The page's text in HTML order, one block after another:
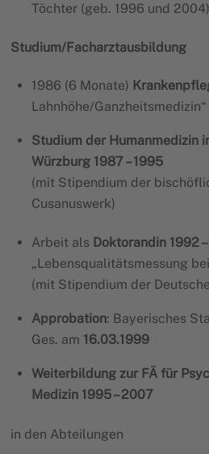
Töchter (geb. 1996 und 2004)
Studium/Facharztausbildung
1986 (6 Monate)
Lahnhöhe/Ganzheitsmedizin“
Studium der Humanmedizin
Würzburg 1987 – 1995
(mit Stipendium der
Cusanuswerk)
Arbeit als Doktorandin 1992
„Lebensqualitätsmessung
(mit Stipendium der
Approbation: Bayerisches
Ges. am 16.03.1999
Weiterbildung zur FÄ für
Medizin 1995 – 2007
in den Abteilungen